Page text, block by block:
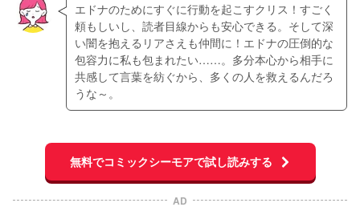
エドナのためにすぐに行動を起こすクリス！すごく
頼もしいし、読者目線からも安心できる。そして深
い闇を抱えるリアさえも仲間に！エドナの圧倒的な
包容力に私も包まれたい……。多分本心から相手に
共感して言葉を紡ぐから、多くの人を救えるんだろ
うな～。
無料でコミックシーモアで試し読みする
AD